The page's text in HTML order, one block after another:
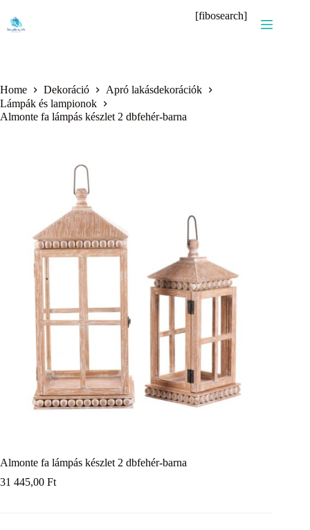
content
[fibosearch]
Home Dekoráció
Apró lakásdekorációk
Lámpák és lampionok
Almonte fa lámpás készlet 2 dbfehér-barna
Almonte fa lámpás készlet 2 dbfehér-barna
31 445,00 Ft